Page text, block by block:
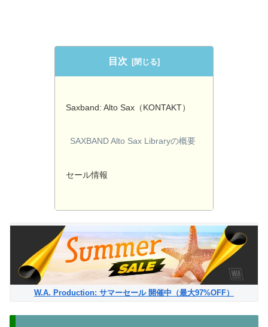
目次
Saxband: Alto Sax（KONTAKT）
SAXBAND Alto Sax Libraryの概要
セール情報
W.A. Production: サマーセール 開催中（最大97%OFF）